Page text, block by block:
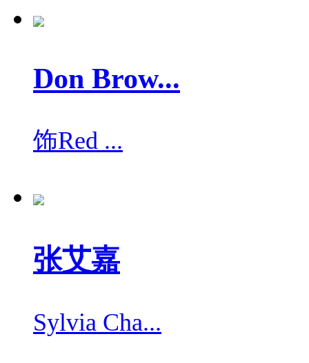
Don Brow...
饰Red ...
张艾嘉
Sylvia Cha...